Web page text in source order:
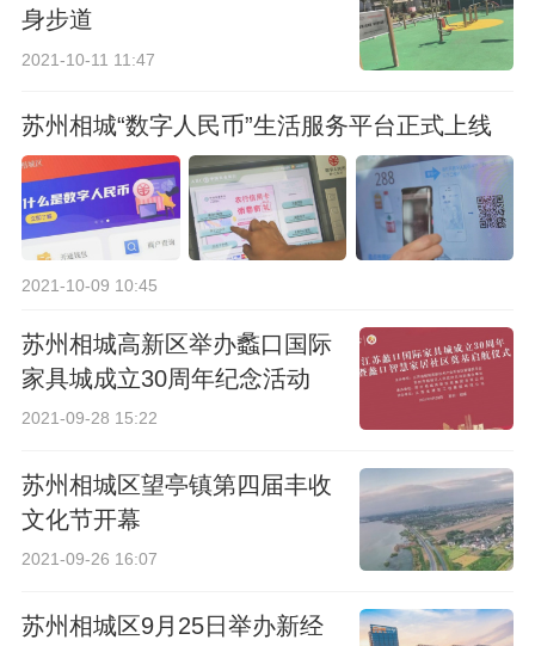
身步道
2021-10-11 11:47
苏州相城“数字人民币”生活服务平台正式上线
2021-10-09 10:45
苏州相城高新区举办蠡口国际
家具城成立30周年纪念活动
2021-09-28 15:22
苏州相城区望亭镇第四届丰收
文化节开幕
2021-09-26 16:07
苏州相城区9月25日举办新经